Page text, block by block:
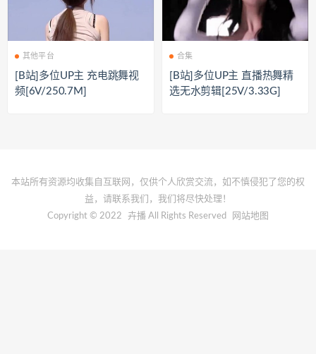
其他平台
[B站]多位UP主 充电跳舞视
频[6V/250.7M]
合集
[B站]多位UP主 直播热舞精
选无水剪辑[25V/3.33G]
本站所有资源均收集自互联网，仅供个人欣赏交流，如不慎侵犯了您的权
益，请联系我们，我们将尽快处理！
Copyright © 2022
卉播 All Rights Reserved 网站地图